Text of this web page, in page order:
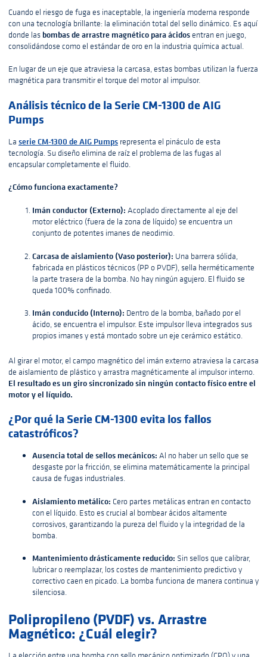
Cuando el riesgo de fuga es inaceptable, la ingeniería moderna responde
con una tecnología brillante: la eliminación total del sello dinámico. Es aquí
donde las bombas de arrastre magnético para ácidosentran en juego,
consolidándose como el estándar de oro en la industria química actual.
En lugar de un eje que atraviesa la carcasa, estas bombas utilizan la fuerza
magnética para transmitir el torque del motor al impulsor.
Análisis técnico de la Serie CM-1300 de AIG
Pumps
La serie CM-1300 de AIG Pumps representa el pináculo de esta
tecnología. Su diseño elimina de raíz el problema de las fugas al
encapsular completamente el fluido.
¿Cómo funciona exactamente?
Imán conductor (Externo): Acoplado directamente al eje del
motor eléctrico (fuera de la zona de líquido) se encuentra un
conjunto de potentes imanes de neodimio.
Carcasa de aislamiento (Vaso posterior): Una barrera sólida,
fabricada en plásticos técnicos (PP o PVDF), sella herméticamente
la parte trasera de la bomba. No hay ningún agujero. El fluido se
queda 100% confinado.
Imán conducido (Interno): Dentro de la bomba, bañado por el
ácido, se encuentra el impulsor. Este impulsor lleva integrados sus
propios imanes y está montado sobre un eje cerámico estático.
Al girar el motor, el campo magnético del imán externo atraviesa la carcasa
de aislamiento de plástico y arrastra magnéticamente al impulsor interno.
El resultado es un giro sincronizado sin ningún contacto físico entre el
motor y el líquido.
¿Por qué la Serie CM-1300 evita los fallos
catastróficos?
Ausencia total de sellos mecánicos: Al no haber un sello que se
desgaste por la fricción, se elimina matemáticamente la principal
causa de fugas industriales.
Aislamiento metálico: Cero partes metálicas entran en contacto
con el líquido. Esto es crucial al bombear ácidos altamente
corrosivos, garantizando la pureza del fluido y la integridad de la
bomba.
Mantenimiento drásticamente reducido: Sin sellos que calibrar,
lubricar o reemplazar, los costes de mantenimiento predictivo y
correctivo caen en picado. La bomba funciona de manera continua y
silenciosa.
Polipropileno (PVDF) vs. Arrastre
Magnético: ¿Cuál elegir?